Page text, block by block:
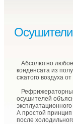
Осушители
Абсолютно любое
конденсата из
сжатого воздуха
осушителей
А простой
после